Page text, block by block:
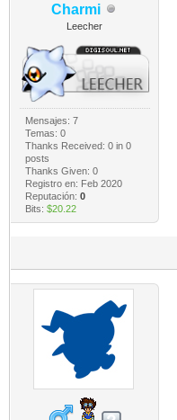
Charmi
Leecher
Mensajes: 7
Temas: 0
Thanks Received: 0in 0
posts
Thanks Given: 0
Registro en: Feb 2020
Reputación: 0
Bits: $20.22